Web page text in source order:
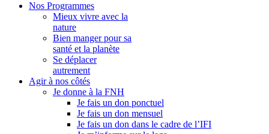
Nos Programmes
Mieux vivre avec la
nature
Bien manger pour sa
santé et la planète
Se déplacer
autrement
Agir à nos côtés
Je donne à la FNH
Je fais un don ponctuel
Je fais un don mensuel
Je fais un don dans le cadre de l’IFI